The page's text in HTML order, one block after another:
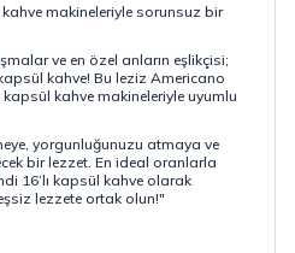
makineleriyle sorunsuz bir
ve en özel anların eşlikçisi;
kahve! Bu leziz Americano
kahve makineleriyle uyumlu
yorgunluğunuzu atmaya ve
bir lezzet. En ideal oranlarla
16’lı kapsül kahve olarak
lezzete ortak olun!"